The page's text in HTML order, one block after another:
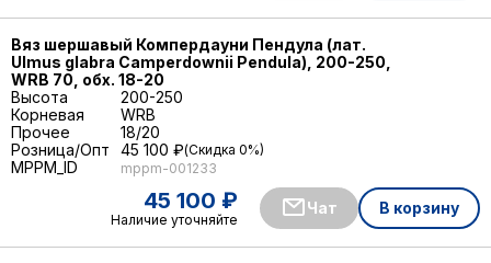
Вяз шершавый Компердауни Пендула (лат.
Ulmus glabra Camperdownii Pendula), 200-250,
WRB 70, обх. 18-20
Высота
200-250
Корневая
WRB
Прочее
18/20
Розница/Опт
45 100 ₽ Скидка 0%
45 100 ₽
Наличие уточняйте
Чат В корзину
MPPM_ID mppm-001233